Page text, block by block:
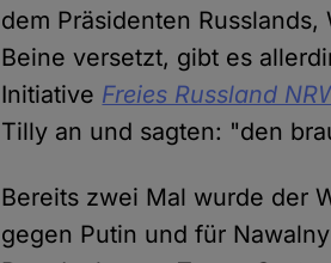
dem Präsidenten
Beine versetzt, gibt es
Initiative Freies Russland
Tilly an und sagten: "den
Bereits zwei Mal wurde der
gegen Putin und für